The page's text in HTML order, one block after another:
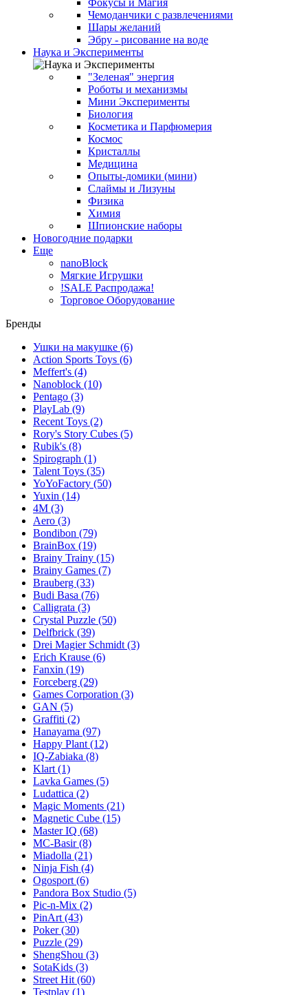
Фокусы и Магия
Чемоданчики с развлечениями
Шары желаний
Эбру - рисование на воде
Наука и Эксперименты
"Зеленая" энергия
Роботы и механизмы
Мини Эксперименты
Биология
Косметика и Парфюмерия
Космос
Кристаллы
Медицина
Опыты-домики (мини)
Слаймы и Лизуны
Физика
Химия
Шпионские наборы
Новогодние подарки
Еще
nanoBlock
Мягкие Игрушки
!SALE Распродажа!
Торговое Оборудование
Бренды
Ушки на макушке (6)
Action Sports Toys (6)
Meffert's (4)
Nanoblock (10)
Pentago (3)
PlayLab (9)
Recent Toys (2)
Rory's Story Cubes (5)
Rubik's (8)
Spirograph (1)
Talent Toys (35)
YoYoFactory (50)
Yuxin (14)
4M (3)
Aero (3)
Bondibon (79)
BrainBox (19)
Brainy Trainy (15)
Brainy Games (7)
Brauberg (33)
Budi Basa (76)
Calligrata (3)
Crystal Puzzle (50)
Delfbrick (39)
Drei Magier Schmidt (3)
Erich Krause (6)
Fanxin (19)
Forceberg (29)
Games Corporation (3)
GAN (5)
Graffiti (2)
Hanayama (97)
Happy Plant (12)
IQ-Zabiaka (8)
Klart (1)
Lavka Games (5)
Ludattica (2)
Magic Moments (21)
Magnetic Cube (15)
Master IQ (68)
MC-Basir(8)
Miadolla (21)
Ninja Fish (4)
Ogosport (6)
Pandora Box Studio (5)
Pic-n-Mix (2)
PinArt (43)
Poker(30)
Puzzle (29)
ShengShou (3)
SotaKids (3)
Street Hit (60)
Testplay (1)